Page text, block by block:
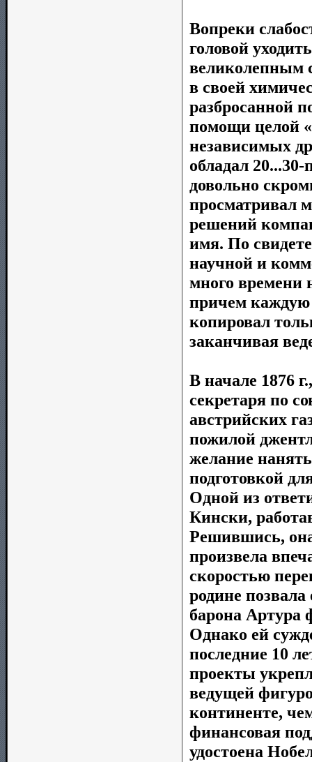
Вопреки
головой
великолепным
в своей
разбросанной
помощи целой
независимых
обладал
довольно
просматривал
решений
имя. По
научной и
много времени
причем каждую
копировал
заканчивая
В начале 1876
секретаря по
австрийских
пожилой
желание нанять
подготовкой
Одной из
Кински,
Решившись,
произвела
скоростью
родине
барона Артура
Однако ей
последние 10
проекты
ведущей
континенте,
финансовая
удостоена